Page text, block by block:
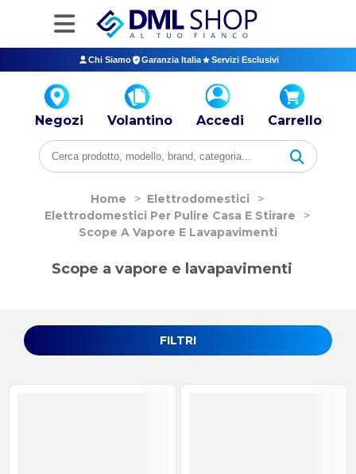
Chi Siamo Garanzia Italia Servizi Esclusivi
Negozi Volantino Accedi Carrello
Home > Elettrodomestici
>
Elettrodomestici Per Pulire Casa E Stirare
>
Scope A Vapore E Lavapavimenti
FILTRI
Scope a vapore e lavapavimenti